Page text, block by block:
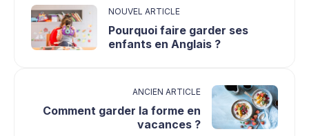
NOUVEL ARTICLE
Pourquoi faire garder ses
enfants en Anglais ?
ANCIEN ARTICLE
Comment garder la forme en
vacances ?